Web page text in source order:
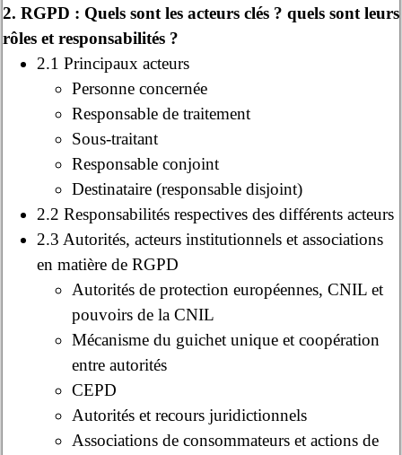
2. RGPD : Quels sont les acteurs clés ? quels sont leurs
rôles et responsabilités ?
2.1 Principaux acteurs
Personne concernée
Responsable de traitement
Sous-traitant
Responsable conjoint
Destinataire (responsable disjoint)
2.2 Responsabilités respectives des différents acteurs
2.3 Autorités, acteurs institutionnels et associations
en matière de RGPD
Autorités de protection européennes, CNIL et
pouvoirs de la CNIL
Mécanisme du guichet unique et coopération
entre autorités
CEPD
Autorités et recours juridictionnels
Associations de consommateurs et actions de